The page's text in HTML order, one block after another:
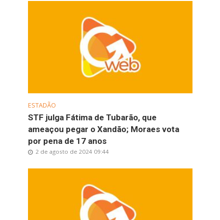
ESTADÃO
STF julga Fátima de Tubarão, que
ameaçou pegar o Xandão; Moraes vota
por pena de 17 anos
2 de agosto de 2024 09:44